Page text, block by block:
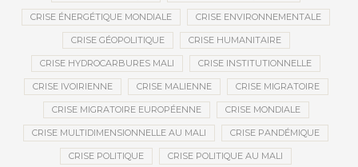
CRISE ÉNERGÉTIQUE MONDIALE CRISE ENVIRONNEMENTALE
CRISE GÉOPOLITIQUE CRISE HUMANITAIRE
CRISE HYDROCARBURES MALI CRISE INSTITUTIONNELLE
CRISE IVOIRIENNE CRISE MALIENNE CRISE MIGRATOIRE
CRISE MIGRATOIRE EUROPÉENNE CRISE MONDIALE
CRISE MULTIDIMENSIONNELLE AU MALI CRISE PANDÉMIQUE
CRISE POLITIQUE CRISE POLITIQUE AU MALI